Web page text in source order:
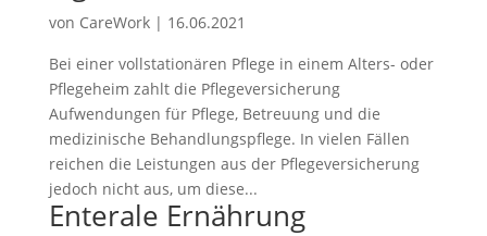
von CareWork| 16.06.2021
Bei einer vollstationären Pflege in einem Alters- oder
Pflegeheim zahlt die Pflegeversicherung
Aufwendungen für Pflege, Betreuung und die
medizinische Behandlungspflege. In vielen Fällen
reichen die Leistungen aus der Pflegeversicherung
jedoch nicht aus, um diese...
Enterale Ernährung